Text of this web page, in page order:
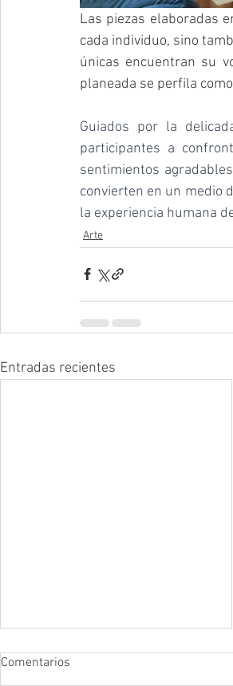
Las piezas elaboradas
cada individuo, sino
únicas encuentran su
planeada se perfila
Guiados por la
participantes a
sentimientos
convierten en un medio
la experiencia humana
Arte
Entradas recientes
Comentarios